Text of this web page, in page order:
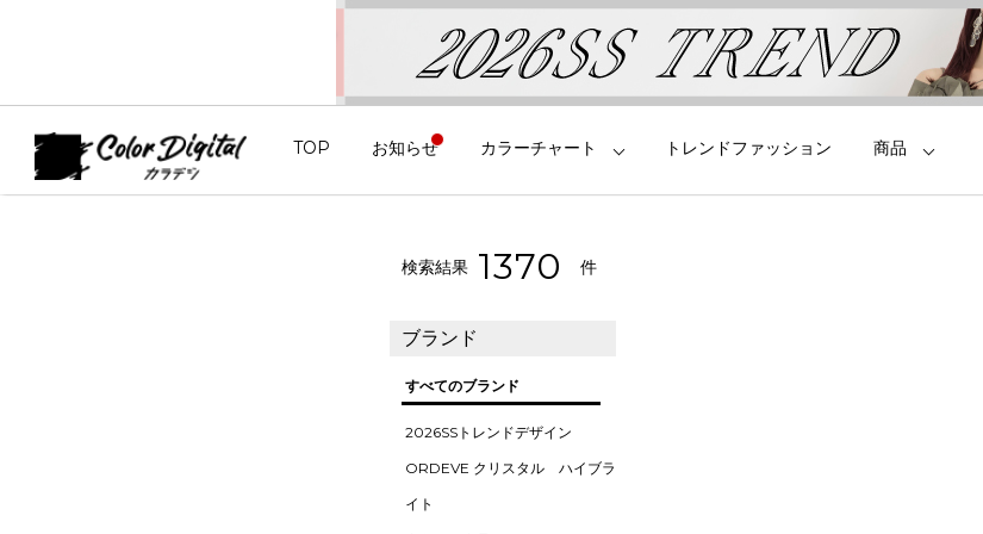
TOP お知らせ カラーチャート トレンドファッション 商品
検索結果 1370 件
ブランド
すべてのブランド
2026SSトレンドデザイン
ORDEVE クリスタル ハイブラ
イト